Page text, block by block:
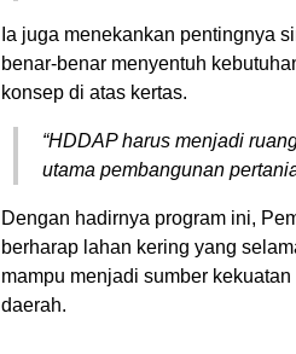
Ia juga menekankan pentingnya
benar-benar menyentuh
konsep di atas kertas.
“HDDAP harus menjadi
utama pembangunan
Dengan hadirnya program ini,
berharap lahan kering yang
mampu menjadi sumber
daerah.